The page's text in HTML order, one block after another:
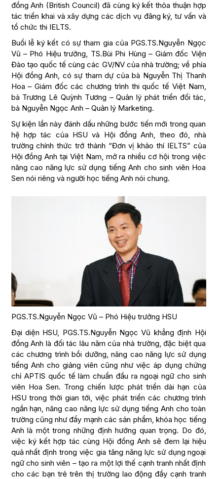
đồng Anh (British Council) đã cùng ký kết thỏa thuận hợp
tác triển khai và xây dựng các dịch vụ đăng ký, tư vấn và
tổ chức thi IELTS.
Buổi lễ ký kết có sự tham gia của PGS.TS.Nguyễn Ngọc
Vũ – Phó Hiệu trưởng, TS.Bùi Phi Hùng – Giám đốc Viện
Đào tạo quốc tế cùng các GV/NV của nhà trường; về phía
Hội đồng Anh, có sự tham dự của bà Nguyễn Thị Thanh
Hoa – Giám đốc các chương trình thi quốc tế Việt Nam,
bà Trương Lê Quỳnh Tương – Quản lý phát triển đối tác,
bà Nguyễn Ngọc Anh – Quản lý Marketing.
Sự kiện lần này đánh dấu những bước tiến mới trong quan
hệ hợp tác của HSU và Hội đồng Anh, theo đó, nhà
trường chính thức trở thành “Đơn vị khảo thí IELTS” của
Hội đồng Anh tại Việt Nam, mở ra nhiều cơ hội trong việc
nâng cao năng lực sử dụng tiếng Anh cho sinh viên Hoa
Sen nói riêng và người học tiếng Anh nói chung.
PGS.TS.Nguyễn Ngọc Vũ – Phó Hiệu trưởng HSU
Đại diện HSU, PGS.TS.Nguyễn Ngọc Vũ khẳng định Hội
đồng Anh là đối tác lâu năm của nhà trường, đặc biệt qua
các chương trình bồi dưỡng, nâng cao năng lực sử dụng
tiếng Anh cho giảng viên cũng như việc áp dụng chứng
chỉ APTIS quốc tế làm chuẩn đầu ra ngoại ngữ cho sinh
viên Hoa Sen. Trong chiến lược phát triển dài hạn của
HSU trong thời gian tới, việc phát triển các chương trình
ngắn hạn, nâng cao năng lực sử dụng tiếng Anh cho toàn
trường cũng như đẩy mạnh các sản phẩm, khóa học tiếng
Anh là một trong những định hướng quan trọng. Do đó,
việc ký kết hợp tác cùng Hội đồng Anh sẽ đem lại hiệu
quả nhất định trong việc gia tăng năng lực sử dụng ngoại
ngữ cho sinh viên – tạo ra một lợi thế cạnh tranh nhất định
cho các bạn trẻ trên thị trường lao động đầy cạnh tranh